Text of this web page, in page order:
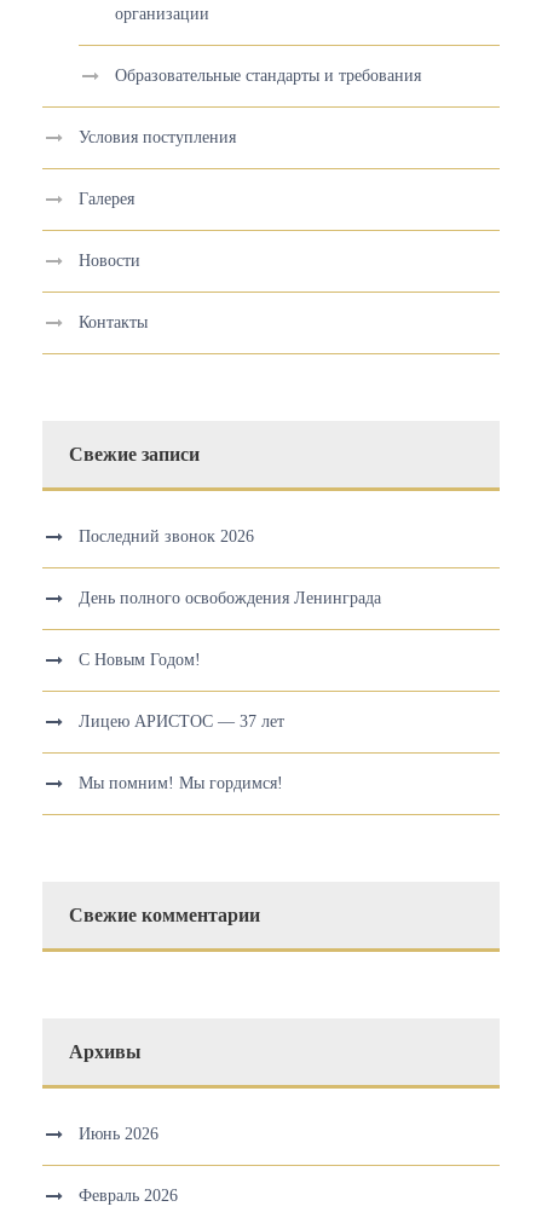
организации
Образовательные стандарты и требования
Условия поступления
Галерея
Новости
Контакты
Свежие записи
Последний звонок 2026
День полного освобождения Ленинграда
С Новым Годом!
Лицею АРИСТОС — 37 лет
Мы помним! Мы гордимся!
Свежие комментарии
Архивы
Июнь 2026
Февраль 2026